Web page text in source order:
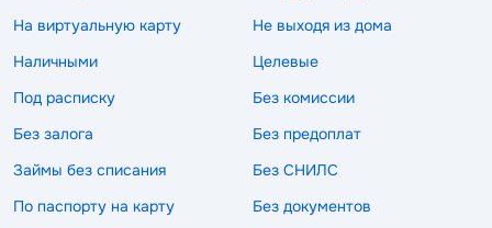
На виртуальную карту
Не выходя из дома
Наличными
Целевые
Под расписку
Без комиссии
Без залога
Без предоплат
Займы без списания
Без СНИЛС
По паспорту на карту
Без документов